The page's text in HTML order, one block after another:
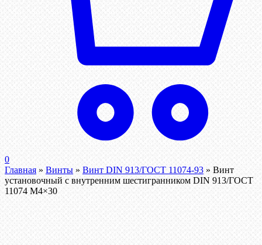
0
Главная » Винты » Винт DIN 913/ГОСТ 11074-93 » Винт
установочный с внутренним шестигранником DIN 913/ГОСТ
11074 М4×30